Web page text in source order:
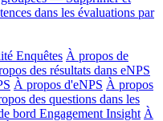
dans les évaluations par
Enquêtes À propos de
des résultats dans eNPS
À propos d'eNPS À propos
des questions dans les
bord Engagement Insight À